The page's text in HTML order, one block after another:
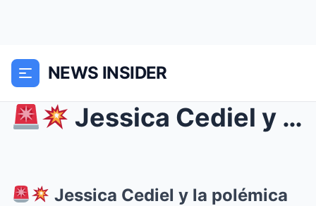
NEWS INSIDER
Jessica Cediel y la polémica que sacude las red...
Jessica Cediel y la polémica